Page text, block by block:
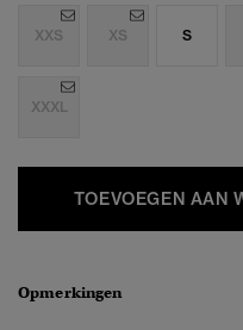
XXS XS S
XXXL
TOEVOEGEN AAN
Opmerkingen